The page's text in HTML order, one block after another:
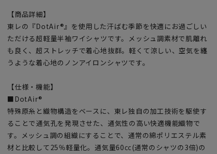
【商品詳細】
東レの『DotAir®』を使用した汗ばむ季節を快適にお過ごしい
ただける超軽量半袖ワイシャツです。メッシュ調素材で肌離れ
も良く、超ストレッチで着心地抜群。軽くて涼しい、空気を纏
うような着心地のノンアイロンシャツです。
【仕様・機能】
■DotAir®
特殊原糸と織物構造をベースに、東レ独自の加工技術を駆使す
ることで通気孔を発現させた、通気性の高い快適機能織物で
す。メッシュ調の組織にすることで、通常の綿ポリエステル素
材と比較して25％軽量化。通気量60㏄(通常のシャツの3倍)の